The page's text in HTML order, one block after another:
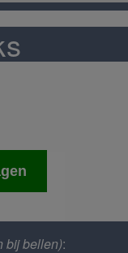
bij bellen):